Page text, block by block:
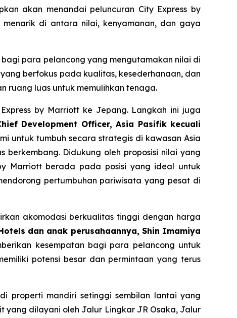
akan menandai peluncuran City Express by
di antara nilai, kenyamanan, dan gaya
para pelancong yang mengutamakan nilai di
berfokus pada kualitas, kesederhanaan, dan
ruang luas untuk memulihkan tenaga.
by Marriott ke Jepang. Langkah ini juga
Development Officer, Asia Pasifik kecuali
untuk tumbuh secara strategis di kawasan Asia
berkembang. Didukung oleh proposisi nilai yang
Marriott berada pada posisi yang ideal untuk
pertumbuhan pariwisata yang pesat di
akomodasi berkualitas tinggi dengan harga
dan anak perusahaannya, Shin Imamiya
kesempatan bagi para pelancong untuk
potensi besar dan permintaan yang terus
properti mandiri setinggi sembilan lantai yang
yang dilayani oleh Jalur Lingkar JR Osaka, Jalur